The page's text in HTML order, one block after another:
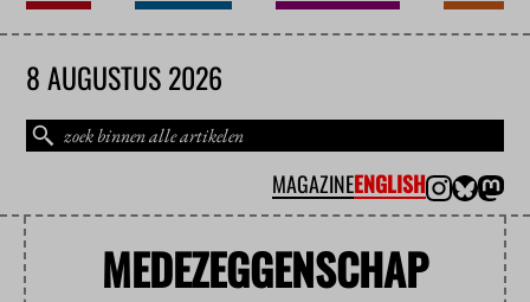
8 AUGUSTUS 2026
MAGAZINEENGLISH
MEDEZEGGENSCHAP